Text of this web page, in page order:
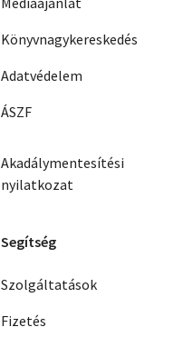
Könyvnagykereskedés
Adatvédelem
ÁSZF
Akadálymentesítési
nyilatkozat
Segítség
Szolgáltatások
Fizetés